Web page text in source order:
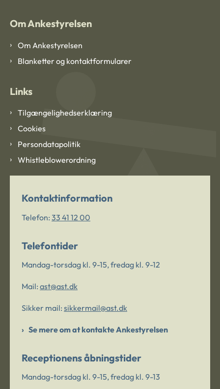
Om Ankestyrelsen
Om Ankestyrelsen
Blanketter og kontaktformularer
Links
Tilgængelighedserklæring
Cookies
Persondatapolitik
Whistleblowerordning
Kontaktinformation
Telefon: 33 41 12 00
Telefontider
Mandag-torsdag kl. 9-15, fredag kl. 9-12
Mail: ast@ast.dk
Sikker mail: sikkermail@ast.dk
Se mere om at kontakte Ankestyrelsen
Receptionens åbningstider
Mandag-torsdag kl. 9-15, fredag kl. 9-13